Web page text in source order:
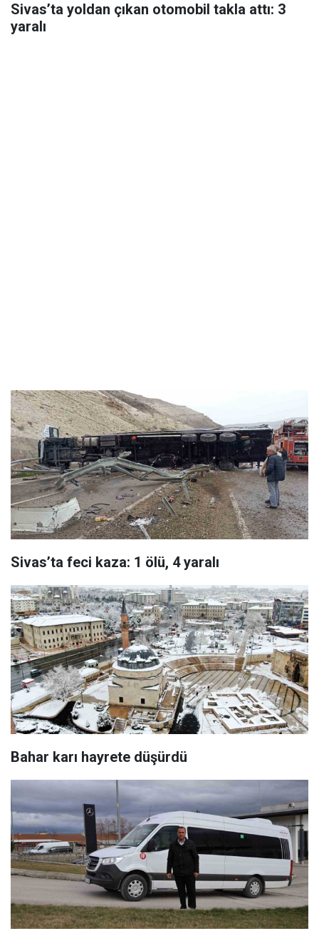
Sivas’ta yoldan çıkan otomobil takla attı: 3
yaralı
Sivas’ta feci kaza: 1 ölü, 4 yaralı
Bahar karı hayrete düşürdü